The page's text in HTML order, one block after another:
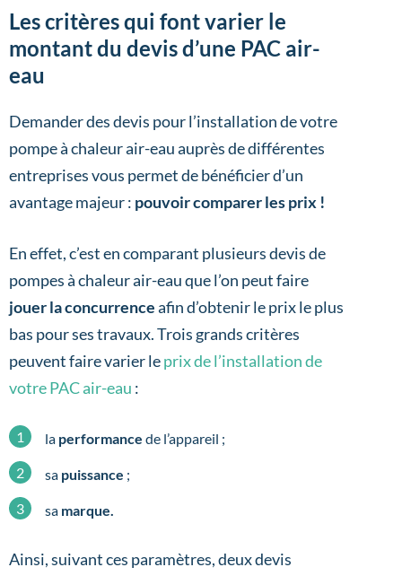
Les critères qui font varier le
montant du devis d’une PAC air-
eau
Demander des devis pour l’installation de votre
pompe à chaleur air-eau auprès de différentes
entreprises vous permet de bénéficier d’un
avantage majeur : pouvoir comparer les prix !
En effet, c’est en comparant plusieurs devis de
pompes à chaleur air-eau que l’on peut faire
jouer la concurrenceafin d’obtenir le prix le plus
bas pour ses travaux. Trois grands critères
peuvent faire varier leprix de l’installation de
votre PAC air-eau :
la performance de l’appareil ;
sa puissance ;
sa marque.
Ainsi, suivant ces paramètres, deux devis